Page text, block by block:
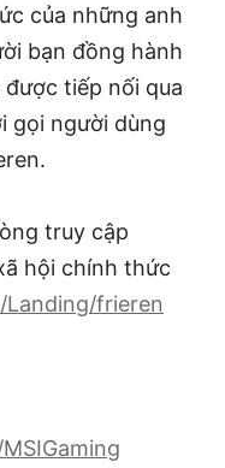
của những anh
bạn đồng hành
tiếp nối qua
gọi người dùng
truy cập
hội chính thức
frieren